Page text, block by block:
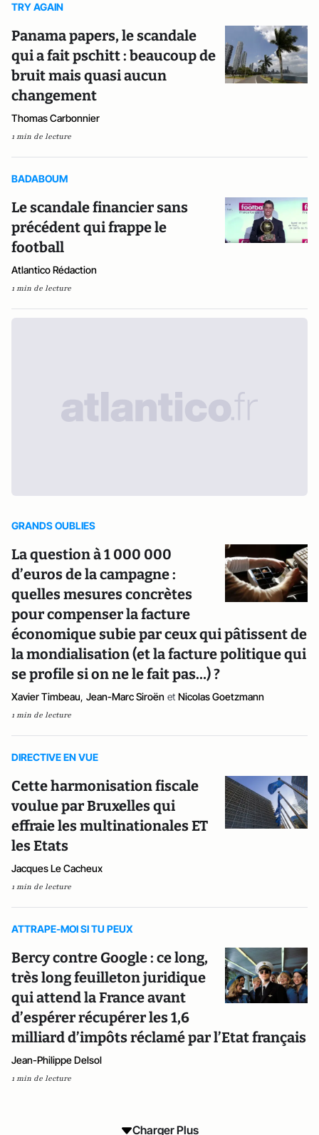
TRY AGAIN
Panama papers, le scandale
qui a fait pschitt : beaucoup de
bruit mais quasi aucun
changement
Thomas Carbonnier
1 min de lecture
BADABOUM
Le scandale financier sans
précédent qui frappe le
football
Atlantico Rédaction
1 min de lecture
GRANDS OUBLIES
La question à 1 000 000
d’euros de la campagne :
quelles mesures concrètes
pour compenser la facture
économique subie par ceux qui pâtissent de
la mondialisation (et la facture politique qui
se profile si on ne le fait pas…) ?
Xavier Timbeau, Jean-Marc Siroën et Nicolas Goetzmann
1 min de lecture
DIRECTIVE EN VUE
Cette harmonisation fiscale
voulue par Bruxelles qui
effraie les multinationales ET
les Etats
Jacques Le Cacheux
1 min de lecture
ATTRAPE-MOI SI TU PEUX
Bercy contre Google : ce long,
très long feuilleton juridique
qui attend la France avant
d’espérer récupérer les 1,6
milliard d’impôts réclamé par l’Etat français
Jean-Philippe Delsol
1 min de lecture
Charger Plus